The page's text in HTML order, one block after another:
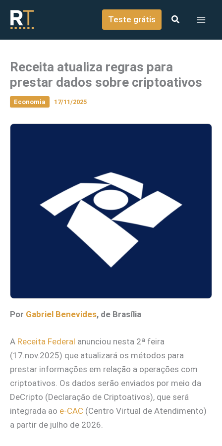
conteúdo
Teste grátis
Receita atualiza regras para
prestar dados sobre criptoativos
Economia 17/11/2025
Por Gabriel Benevides, de Brasília
A Receita Federal anunciou nesta 2ª feira
(17.nov.2025) que atualizará os métodos para
prestar informações em relação a operações com
criptoativos. Os dados serão enviados por meio da
DeCripto (Declaração de Criptoativos), que será
integrada ao e-CAC (Centro Virtual de Atendimento)
a partir de julho de 2026.